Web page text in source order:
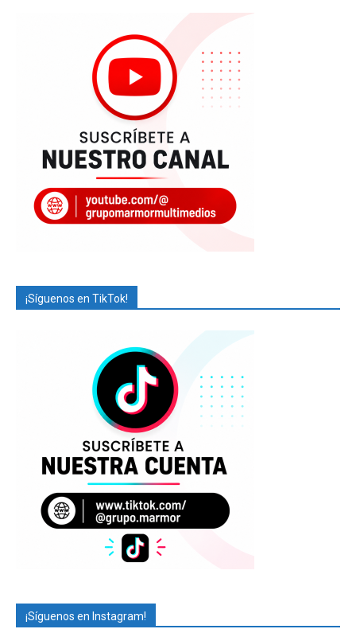
¡Síguenos en TikTok!
¡Síguenos en Instagram!